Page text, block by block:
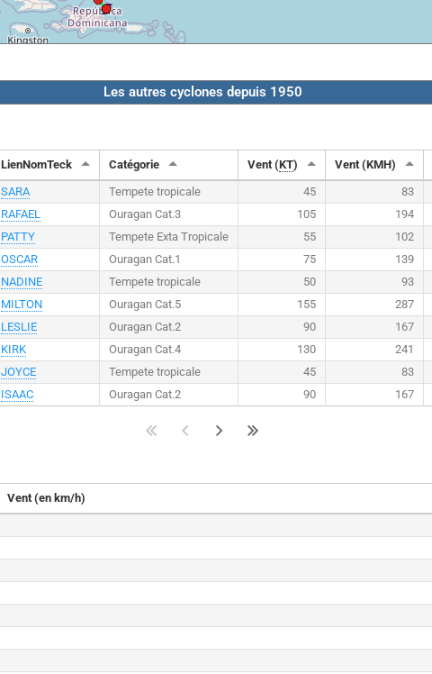
Les autres cyclones depuis 1950
LienNomTeck Catégorie Vent (KT) Vent (KMH)
SARA Tempete tropicale 45 83
RAFAEL Ouragan Cat.3 105 194
PATTY Tempete Exta Tropicale 55 102
OSCAR Ouragan Cat.1 75 139
NADINE Tempete tropicale 50 93
MILTON Ouragan Cat.5 155 287
LESLIE Ouragan Cat.2 90 167
KIRK Ouragan Cat.4 130 241
JOYCE Tempete tropicale 45 83
ISAAC Ouragan Cat.2 90 167
Vent (en km/h)